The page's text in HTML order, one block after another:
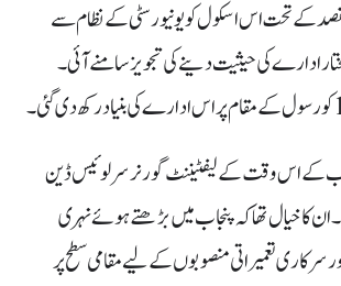
کے تحت اس اسکول کو یونیورسٹی کے نظام سے
ادارے کی حیثیت دینے کی تجویز سامنے آئی۔
کے اس وقت کے لیفٹیننٹ گورنر سر لوئیس ڈین
کا خیال تھا کہ پنجاب میں بڑھتے ہوئے نہری
سرکاری تعمیراتی منصوبوں کے لیے مقامی سطح پر